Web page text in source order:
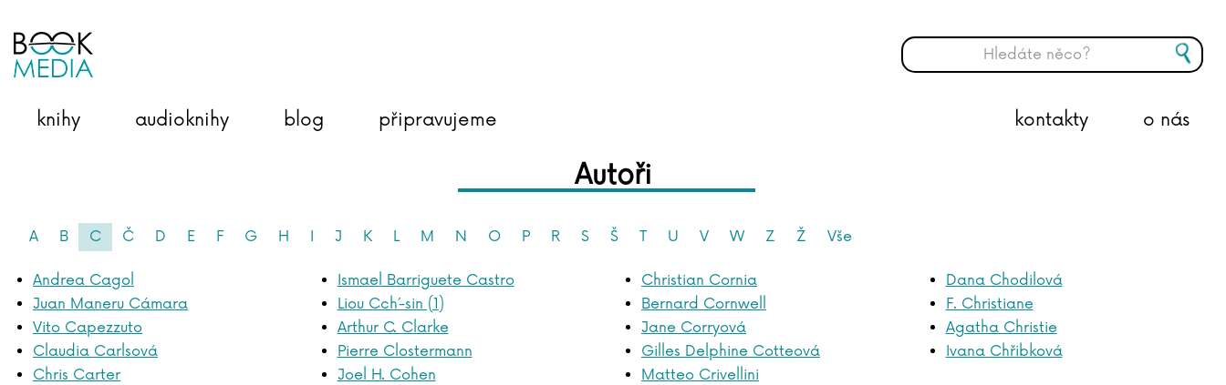
knihy audioknihy blog připravujeme o nás
kontakty
Autoři
A B C Č D E F G H I J K L M N O P R S Š T U V W Z Ž Vše
Andrea Cagol
Juan Maneru Cámara
Vito Capezzuto
Claudia Carlsová
Chris Carter
Ismael Barriguete Castro
Liou Cch´-sin (1)
Arthur C. Clarke
Pierre Clostermann
Joel H. Cohen
Christian Cornia
Bernard Cornwell
Jane Corryová
Gilles Delphine Cotteová
Matteo Crivellini
Dana Chodilová
F. Christiane
Agatha Christie
Ivana Chřibková